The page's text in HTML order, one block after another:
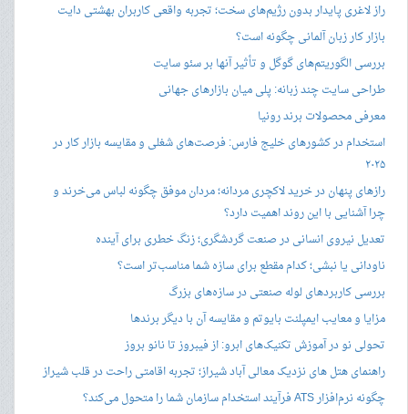
راز لاغری پایدار بدون رژیم‌های سخت؛ تجربه واقعی کاربران بهشتی دایت
بازار کار زبان آلمانی چگونه است؟
بررسی الگوریتم‌های گوگل و تأثیر آنها بر سئو سایت
طراحی سایت چند زبانه: پلی میان بازارهای جهانی
معرفی محصولات برند رونیا
استخدام در کشورهای خلیج فارس: فرصت‌های شغلی و مقایسه بازار کار در
۲۰۲۵
رازهای پنهان در خرید لاکچری مردانه؛ مردان موفق چگونه لباس می‌خرند و
چرا آشنایی با این روند اهمیت دارد؟
تعدیل نیروی انسانی در صنعت گردشگری؛ زنگ خطری برای آینده
ناودانی یا نبشی؛ کدام مقطع برای سازه شما مناسب‌تر است؟
بررسی کاربردهای لوله صنعتی در سازه‌های بزرگ
مزایا و معایب ایمپلنت بایوتم و مقایسه آن با دیگر برندها
تحولی نو در آموزش تکنیک‌های ابرو: از فیبروز تا نانو بروز
راهنمای هتل های نزدیک معالی آباد شیراز؛ تجربه اقامتی راحت در قلب شیراز
چگونه نرم‌افزار ATS فرآیند استخدام سازمان شما را متحول می‌کند؟